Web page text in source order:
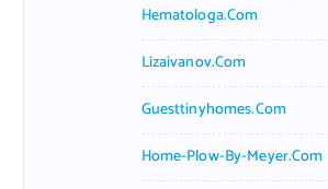
Hematologa.com
Lizaivanov.com
Guesttinyhomes.com
Home-Plow-By-Meyer.com